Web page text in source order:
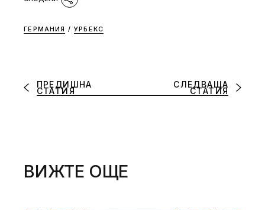
ГЕРМАНИЯ / УРБЕКС
ПРЕДИШНА
СТАТИЯ
СЛЕДВАЩА
СТАТИЯ
ВИЖТЕ ОЩЕ